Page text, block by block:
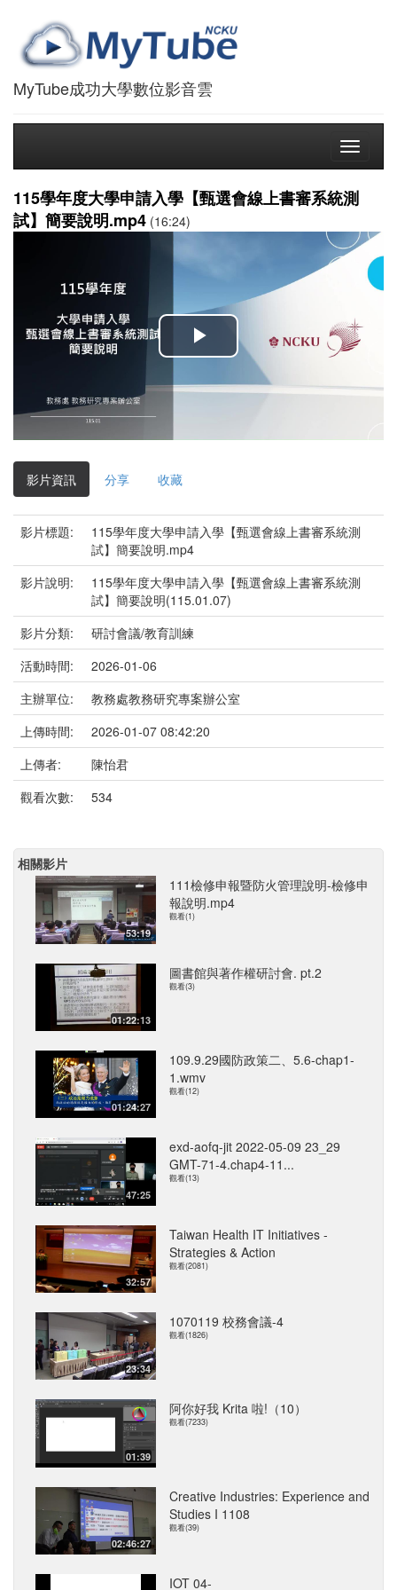
MyTube成功大學數位影音雲
Toggle
115學年度大學申請入學【甄選會線上書審系統測
試】簡要說明.mp4 (16:24)
播
放
影
影片資訊 分享 收藏
影片標題:
115學年度大學申請入學【甄選會線上書審系統測
試】簡要說明.mp4
影片說明:
115學年度大學申請入學【甄選會線上書審系統測
試】簡要說明(115.01.07)
影片分類:
研討會議/教育訓練
活動時間:
2026-01-06
主辦單位:
教務處教務研究專案辦公室
上傳時間:
2026-01-07 08:42:20
上傳者:
陳怡君
觀看次數:
534
相關影片
53:19
111檢修申報暨防火管理說明-檢修申
報說明.mp4
觀看(1)
01:22:13
圖書館與著作權研討會. pt.2
觀看(3)
01:24:27
109.9.29國防政策二、5.6-chap1-
1.wmv
觀看(12)
47:25
exd-aofq-jit 2022-05-09 23_29
GMT-71-4.chap4-11...
觀看(13)
32:57
Taiwan Health IT Initiatives -
Strategies & Action
觀看(2081)
23:34
1070119 校務會議-4
觀看(1826)
01:39
阿你好我 Krita 啦!（10）
觀看(7233)
02:46:27
Creative Industries: Experience and
Studies I 1108
觀看(39)
IOT 04-